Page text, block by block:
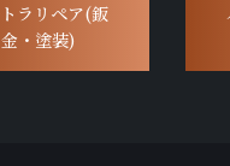
ラリペア(鈑
金・塗装)